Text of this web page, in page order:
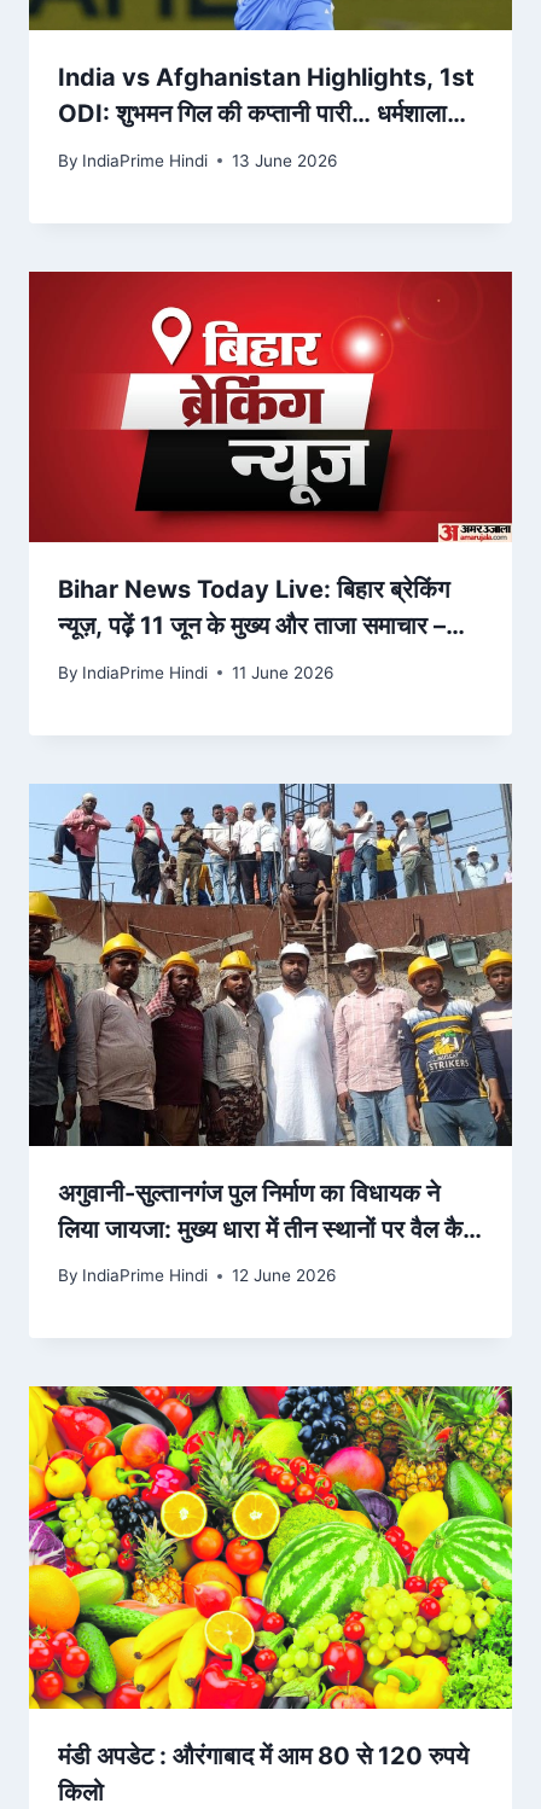
India vs Afghanistan Highlights, 1st
ODI: शुभमन गिल की कप्तानी पारी… धर्मशाला
वनडे में भारत ने अफगानिस्तान को हराया
By IndiaPrime Hindi 13 June 2026
Bihar News Today Live: बिहार ब्रेकिंग
न्यूज़, पढ़ें 11 जून के मुख्य और ताजा समाचार –
Amar Ujala
By IndiaPrime Hindi 11 June 2026
अगुवानी-सुल्तानगंज पुल निर्माण का विधायक ने
लिया जायजा: मुख्य धारा में तीन स्थानों पर वैल कैप
तैयार, कहा-यह… – Dainik Bhaskar
By IndiaPrime Hindi 12 June 2026
मंडी अपडेट : औरंगाबाद में आम 80 से 120 रुपये
किलो